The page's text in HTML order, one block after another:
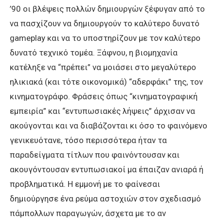
’90 οι βλέψεις πολλών δημιουργών ξέφυγαν από το
να πασχίζουν να δημιουργούν το καλύτερο δυνατό
gameplay και να το υποστηρίζουν με τον καλύτερο
δυνατό τεχνικό τομέα. Ξάφνου, η βιομηχανία
κατέληξε να “πρέπει” να μοιάσει στο μεγαλύτερο
ηλικιακά (και τότε οικονομικά) “αδερφάκι” της, τον
κινηματογράφο. Φράσεις όπως “κινηματογραφική
εμπειρία” και “εντυπωσιακές λήψεις” άρχισαν να
ακούγονται και να διαβάζονται κι όσο το φαινόμενο
γενικευότανε, τόσο περισσότερα ήταν τα
παραδείγματα τίτλων που φαινόντουσαν και
ακουγόντουσαν εντυπωσιακοί μα έπαιζαν ανιαρά ή
προβληματικά. Η εμμονή με το φαίνεσαι
δημιούργησε ένα ρεύμα αστοχιών στον σχεδιασμό
πάμπολλων παραγωγών, άσχετα με το αν